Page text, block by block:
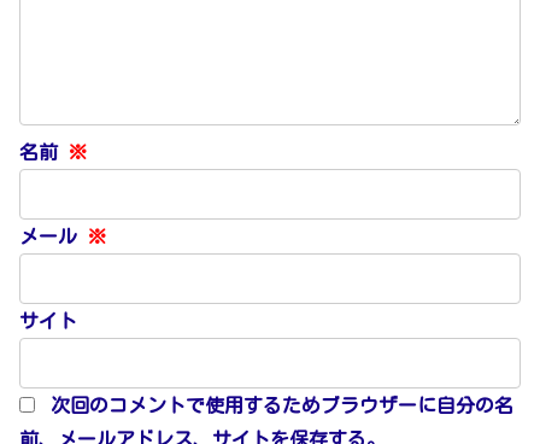
名前 ※
メール ※
サイト
次回のコメントで使用するためブラウザーに自分の名
前、メールアドレス、サイトを保存する。